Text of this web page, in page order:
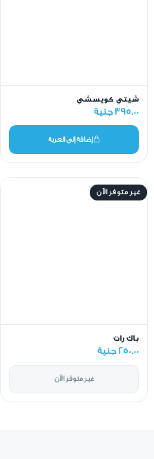
شيتي كويسشي
395.00 جنية
إضافة إلى العربة
غير متوفر الآن
باك رات
250.00 جنية
غير متوفر الآن